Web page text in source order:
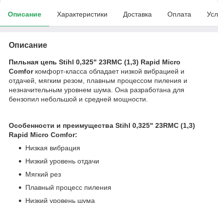
Описание Характеристики Доставка Оплата
Описание
Пильная цепь Stihl 0,325" 23RMC (1,3) Rapid Micro
Comforкомфорт-класса обладает низкой вибрацией и
отдачей, мягким резом, плавным процессом пиления и
незначительным уровнем шума. Она разработана для
бензопил небольшой и средней мощности.
Особенности и преимущества Stihl 0,325" 23RMC (1,3)
Rapid Micro Comfor:
Низкая вибрация
Низкий уровень отдачи
Мягкий рез
Плавный процесс пиления
Низкий уровень шума